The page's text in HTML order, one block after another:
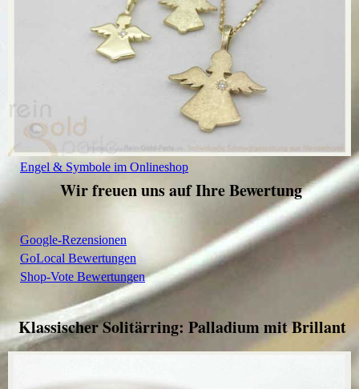
Engel & Symbole im Onlineshop
Wir freuen uns auf Ihre Bewertung
Google-Rezensionen
GoLocal Bewertungen
Shop-Vote Bewertungen
Klassischer Solitärring: Palladium mit Brillant